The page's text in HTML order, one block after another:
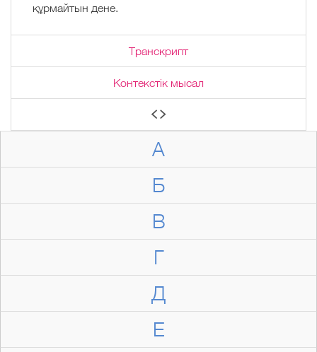
А
Б
В
Г
Д
Е
құрмайтын дене.
Транскрипт
Контекстік мысал